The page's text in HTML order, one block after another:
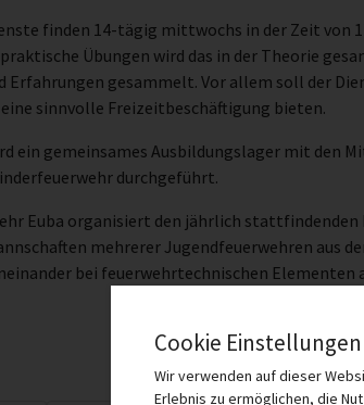
finden 14-tägig mittwochs in der Zeit von
Übungen wird das in der Theorie
Erfahrungen gesammelt. Vor allem soll der
sinnvolle Freizeitbeschäftigung bieten.
ein gemeinsames Ausbildungslager mit den
durchgeführt.
Euba organisiert den jährlich stattfindenden
mehrerer Jugendfeuerwehren aus
bei feuerwehrtechnischen Elementen
Cookie Einstellungen
Wir verwenden auf dieser
Erlebnis zu ermöglichen, die